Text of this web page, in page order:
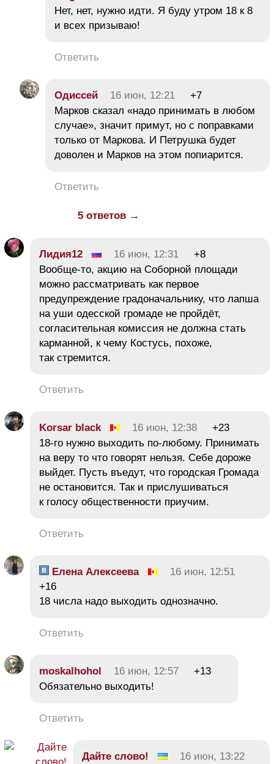
Нет, нет, нужно идти. Я буду утром 18 к 8
и всех призываю!
Ответить
Одиссей 16 июн, 12:21
+7
Марков сказал «надо принимать в любом
случае», значит примут, но с поправками
только от Маркова. И Петрушка будет
доволен и Марков на этом попиарится.
Ответить
5 ответов →
Лидия12 16 июн, 12:31
+8
Вообще-то, акцию на Соборной площади
можно рассматривать как первое
предупреждение градоначальнику, что лапша
на уши одесской громаде не пройдёт,
согласительная комиссия не должна стать
карманной, к чему Костусь, похоже,
так стремится.
Ответить
Korsar black 16 июн, 12:38
+23
18-го нужно выходить по-любому. Принимать
на веру то что говорят нельзя. Себе дороже
выйдет. Пусть въедут, что городская Громада
не остановится. Так и прислушиваться
к голосу общественности приучим.
Ответить
Елена Алексеева
16 июн, 12:51
+16
18 числа надо выходить однозначно.
Ответить
moskalhohol 16 июн, 12:57
+13
Обязательно выходить!
Ответить
Дайте слово!
16 июн, 13:22